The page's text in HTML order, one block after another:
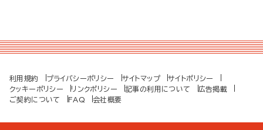
利用規約 プライバシーポリシー サイトマップ
サイトポリシー
クッキーポリシー
リンクポリシー 記事の利用について
広告掲載
ご契約について
FAQ 会社概要